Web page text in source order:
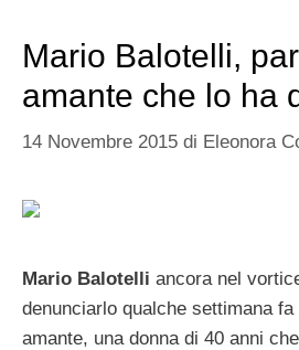
Mario Balotelli,
amante che lo ha
14 Novembre 2015 di Eleonora
Mario Balotelli ancora nel
denunciarlo qualche settimana fa
amante, una donna di 40 anni